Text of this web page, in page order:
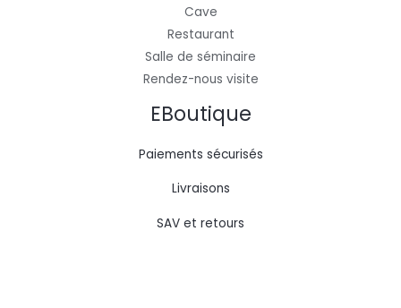
Cave
Restaurant
Salle de séminaire
Rendez-nous visite
EBoutique
Paiements sécurisés
Livraisons
SAV et retours